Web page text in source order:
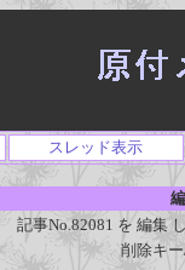
スレッド表示
記事No.82081 を 編集
削除キ